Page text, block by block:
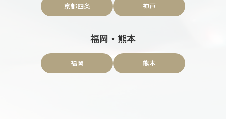
京都四条 神戸
福岡・熊本
福岡 熊本